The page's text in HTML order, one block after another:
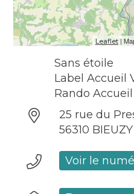
Leaflet|
Sans étoile
Label Accueil
Rando Accueil
25 rue du
56310
Voir le